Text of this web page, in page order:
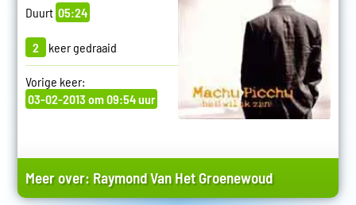
Duurt 05:24
2 keer gedraaid
Vorige keer:
03-02-2013 om 09:54 uur
Meer over: Raymond Van Het Groenewoud